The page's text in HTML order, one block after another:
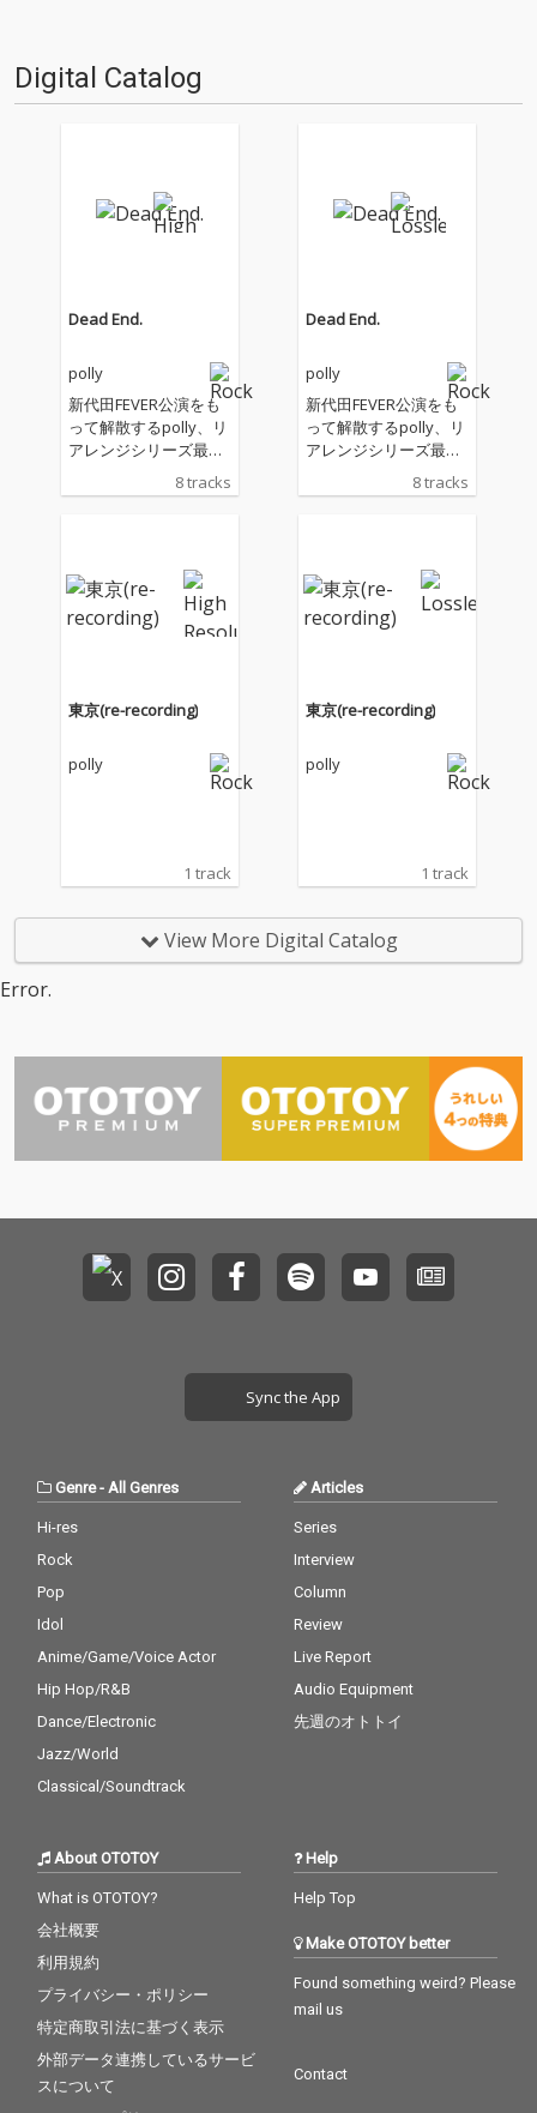
Digital Catalog
Dead End.
polly
新代田FEVER公演をも
って解散するpolly、リ
アレンジシリーズ最終
作「Starlight Starligh
t」を含む最後の作品
8週連続配信ラストと
なるシリーズ8曲目と
なる「Starlight Starlig
最後の作品集。
8 tracks
Dead End.
polly
新代田FEVER公演をも
って解散するpolly、リ
アレンジシリーズ最終
作「Starlight Starligh
t」を含む最後の作品
8週連続配信ラストと
なるシリーズ8曲目と
なる「Starlight Starlig
最後の作品集。
8 tracks
東京(re-recording)
polly
1 track
東京(re-recording)
polly
1 track
View More Digital Catalog
Error.
Sync the App
Genre- All Genres
Hi-res
Rock
Pop
Idol
Anime/Game/Voice Actor
Hip Hop/R&B
Dance/Electronic
Jazz/World
Classical/Soundtrack
Articles
Series
Interview
Column
Review
Live Report
Audio Equipment
先週のオトトイ
About OTOTOY
What is OTOTOY?
会社概要
利用規約
プライバシー・ポリシー
特定商取引法に基づく表示
外部データ連携しているサービ
スについて
Help
Help Top
Make OTOTOY better
Found something weird? Please
mail us
Contact